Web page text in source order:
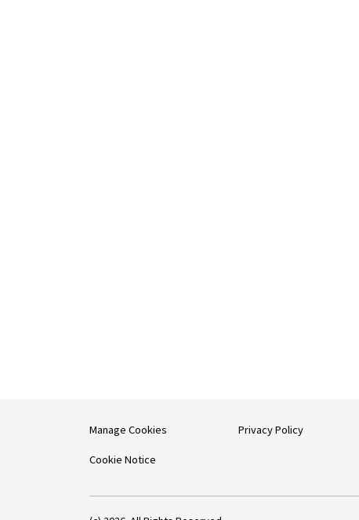
Manage Cookies
Cookie Notice
Privacy Policy